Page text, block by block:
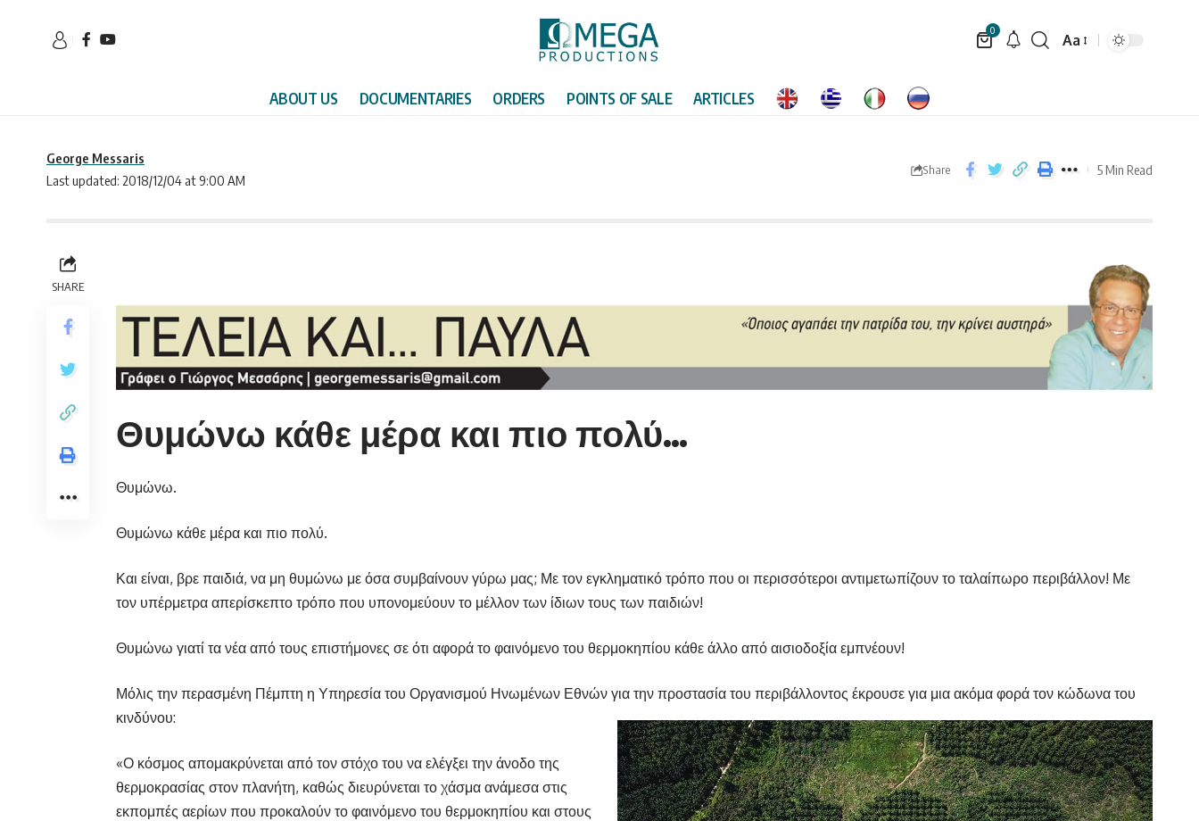
0
Aa
ABOUT US DOCUMENTARIES ORDERS POINTS OF SALE ARTICLES
Last updated: 2018/12/04 at 9:00 AM
George Messaris
Share 5 Min Read
SHARE
Θυμώνω κάθε μέρα και πιο πολύ…
Θυμώνω.
Θυμώνω κάθε μέρα και πιο πολύ.
Και είναι, βρε παιδιά, να μη θυμώνω με όσα συμβαίνουν γύρω μας; Με τον εγκληματικό τρόπο που οι περισσότεροι αντιμετωπίζουν το ταλαίπωρο περιβάλλον! Με
τον υπέρμετρα απερίσκεπτο τρόπο που υπονομεύουν το μέλλον των ίδιων τους των παιδιών!
Θυμώνω γιατί τα νέα από τους επιστήμονες σε ότι αφορά το φαινόμενο του θερμοκηπίου κάθε άλλο από αισιοδοξία εμπνέουν!
Μόλις την περασμένη Πέμπτη η Υπηρεσία του Οργανισμού Ηνωμένων Εθνών για την προστασία του περιβάλλοντος έκρουσε για μια ακόμα φορά τον κώδωνα του
κινδύνου:
«Ο κόσμος απομακρύνεται από τον στόχο του να ελέγξει την άνοδο της
θερμοκρασίας στον πλανήτη, καθώς διευρύνεται το χάσμα ανάμεσα στις
εκπομπές αερίων που προκαλούν το φαινόμενο του θερμοκηπίου και στους